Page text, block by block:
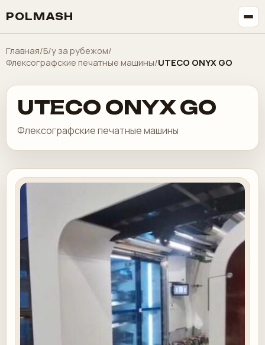
POLMASH
Главная/Б/у за рубежом/
Флексографские печатные машины/UTECO ONYX GO
UTECO ONYX GO
Флексографские печатные машины